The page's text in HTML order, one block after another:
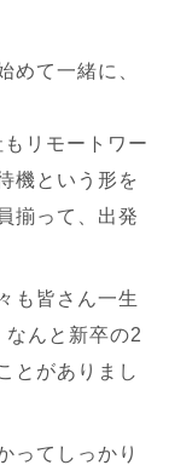
めて一緒に、
リモートワー
機という形を
揃って、出発
も皆さん一生
んと新卒の2
とがありまし
ってしっかり